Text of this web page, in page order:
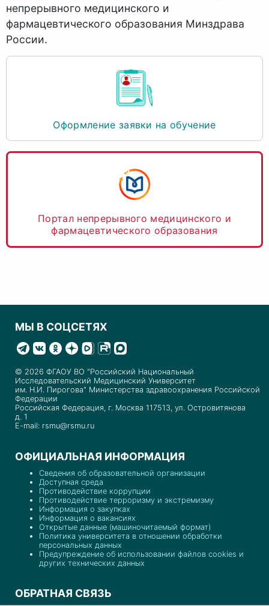
непрерывного медицинского и
фармацевтического образования Минздрава
России.
Оформление заявки на обучение
Портал непрерывного медицинского и
фармацевтического образования
МЫ В СОЦСЕТЯХ
© 2026 ФГАОУ ВО "Российский Национальный
Исследовательский Медицинский Университет
им. Н.И. Пирогова" Министерства здравоохранения Российской
Федерации
Российская Федерация, г. Москва 117513, ул. Островитянова
д. 1
E-mail: rsmu@rsmu.ru
ОФИЦИАЛЬНАЯ ИНФОРМАЦИЯ
Сведения об образовательной организации
Доступная среда
Противодействие коррупции
Противодействие терроризму и экстремизму
Информация о закупках
Информация о вакансиях
Открытые данные (машиночитаемый формат)
Политика университета в отношении обработки
персональных данных
Предупреждение об использовании файлов cookies и
других технических данных
ОБРАТНАЯ СВЯЗЬ